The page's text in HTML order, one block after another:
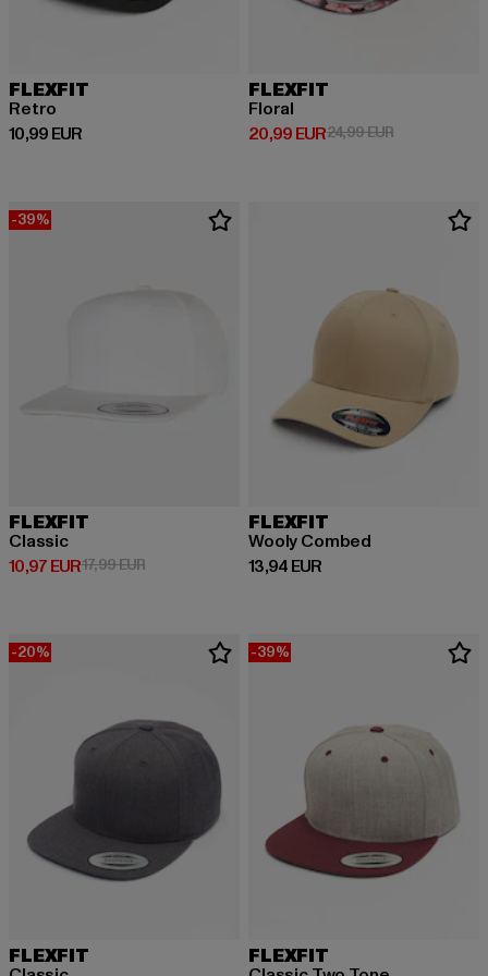
FLEXFIT
Retro
10,99 EUR
Derzeitiger Preis: 10,99 EUR
FLEXFIT
Floral
20,99 EUR
Derzeitiger Preis: 20,99 EUR
24,99 EURAktionspreis:
-39%
FLEXFIT
Classic
10,97 EUR
Derzeitiger Preis: 10,97 EUR
17,99 EURAktionspreis: 17,99 EUR
FLEXFIT
Wooly Combed
13,94 EUR
Derzeitiger Preis: 13,94 EUR
-20%
FLEXFIT
-39%
FLEXFIT